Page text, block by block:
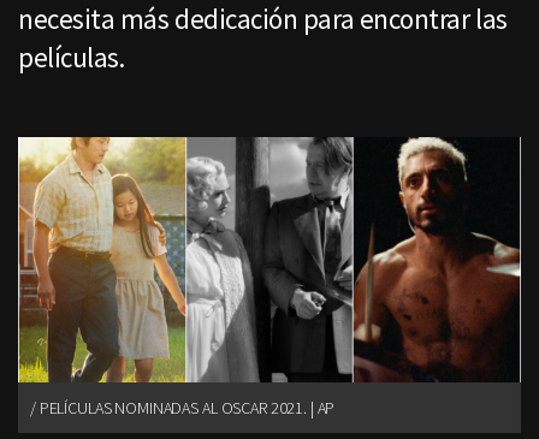
necesita más dedicación para encontrar las
películas.
PELÍCULAS NOMINADAS AL OSCAR 2021. | AP